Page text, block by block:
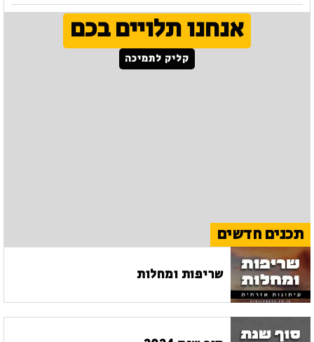
אנחנו תלויים בכם
קליק לתמיכה
תכנים חדשים
שריפות ומחלות